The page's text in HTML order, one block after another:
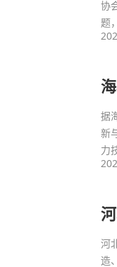
协
题
据
新
力
河
造